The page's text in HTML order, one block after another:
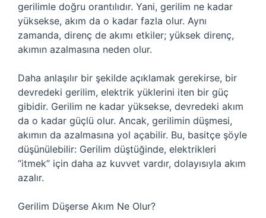
gerilimle doğru orantılıdır. Yani, gerilim ne kadar
yüksekse, akım da o kadar fazla olur. Aynı
zamanda, direnç de akımı etkiler; yüksek direnç,
akımın azalmasına neden olur.
Daha anlaşılır bir şekilde açıklamak gerekirse, bir
devredeki gerilim, elektrik yüklerini iten bir güç
gibidir. Gerilim ne kadar yüksekse, devredeki akım
da o kadar güçlü olur. Ancak, gerilimin düşmesi,
akımın da azalmasına yol açabilir. Bu, basitçe şöyle
düşünülebilir: Gerilim düştüğinde, elektrikleri
“itmek” için daha az kuvvet vardır, dolayısıyla akım
azalır.
Gerilim Düşerse Akım Ne Olur?